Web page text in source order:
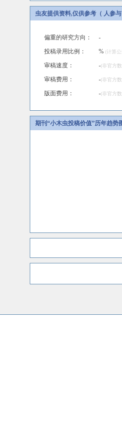
虫友提供资料,仅供参考（ 人参与
偏重的研究方向：
-
投稿录用比例：
% (计算
审稿速度： -(非官方
审稿费用： -(非官方
版面费用： -(非官方
期刊“小木虫投稿价值”历年趋势